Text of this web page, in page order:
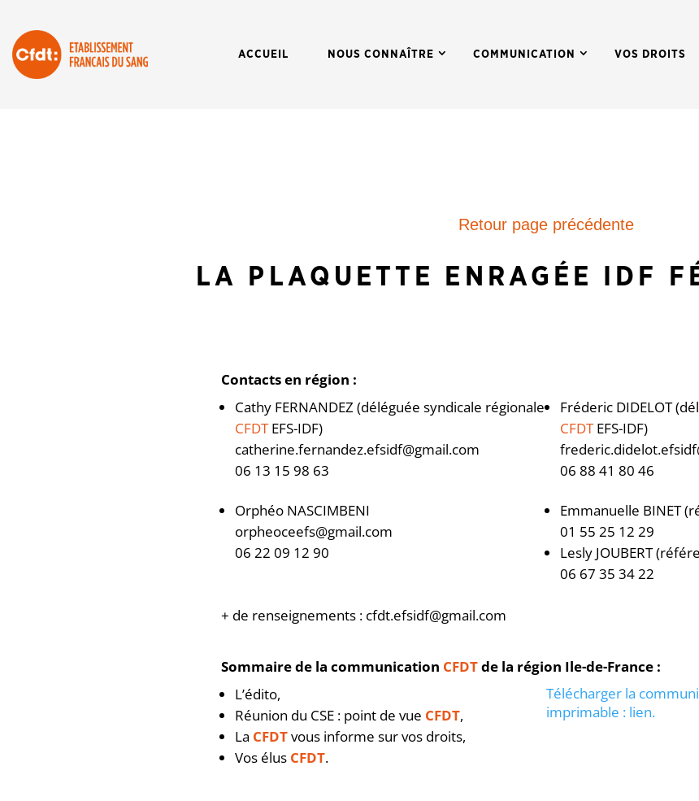
ACCUEIL NOUS CONNAÎTRE COMMUNICATION VOS DROITS
Retour page précédente
LA PLAQUETTE ENRAGÉE IDF
Contacts en région :
Cathy FERNANDEZ (déléguée syndicale régionale
CFDTEFS-IDF)
catherine.fernandez.efsidf@gmail.com
06 13 15 98 63
Fréderic DIDELOT
CFDTEFS-IDF)
06 88 41 80 46
Orphéo NASCIMBENI
orpheoceefs@gmail.com
06 22 09 12 90
Emmanuelle BINET
01 55 25 12 29
Lesly JOUBERT
06 67 35 34 22
+ de renseignements : cfdt.efsidf@gmail.com
Sommaire de la communication CFDTde la région Ile-de-France :
L’édito,
Réunion du CSE : point de vue CFDT,
La CFDTvous informe sur vos droits,
Vos élus CFDT.
Télécharger la
imprimable : lien.